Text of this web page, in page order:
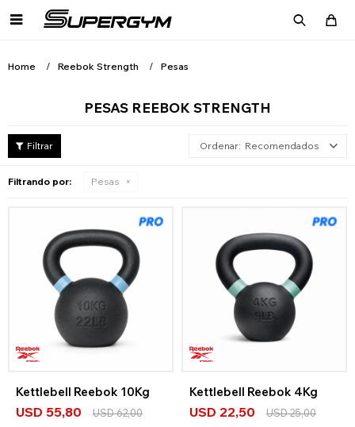

Home Reebok Strength Pesas
PESAS REEBOK STRENGTH
Recomendados
Filtrando por: Pesas
Kettlebell Reebok 10Kg
USD 55,80 USD62,00
Kettlebell Reebok 4Kg
USD 22,50 USD25,00